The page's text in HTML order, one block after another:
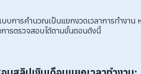
การคำนวณเป็นแยกงวดเวลาการทำงาน
ารตรวจสอบได้ตามขั้นตอนดังนี้